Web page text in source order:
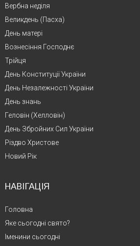
Вербна неділя
Великдень (Пасха)
День матері
Вознесіння Господнє
Трійця
День Конституції України
День Незалежності України
День знань
Геловін (Хелловін)
День Збройних Сил України
Різдво Христове
Новий Рік
НАВІГАЦІЯ
Головна
Яке сьогодні свято?
Іменини сьогодні